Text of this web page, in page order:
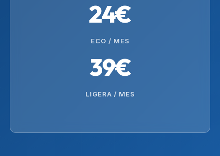
24€
ECO / MES
39€
LIGERA / MES